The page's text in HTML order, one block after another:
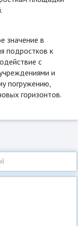
значение в
подростков к
с
и
погружению,
горизонтов.